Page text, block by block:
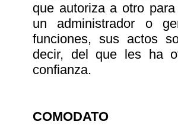
que autoriza a otro
un administrador o
funciones, sus actos
decir, del que les ha
confianza.
COMODATO